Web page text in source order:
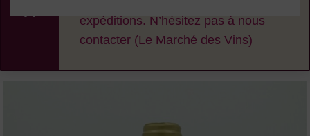
expéditions. N’hésitez pas à nous
contacter (Le Marché des Vins)